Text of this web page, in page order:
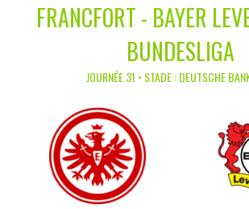
FRANCFORT - BAYER
BUNDESLIGA
JOURNÉE 31 • STADE : DEUTSCHE